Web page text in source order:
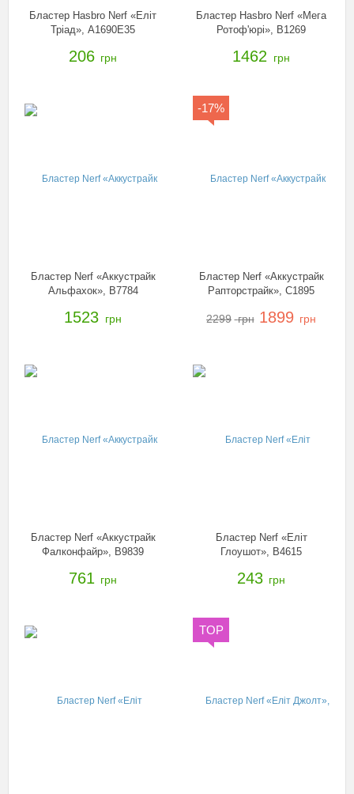
Бластер Hasbro Nerf «Еліт
Тріад», A1690E35
206 грн
Бластер Hasbro Nerf «Мега
Ротоф'юрі», B1269
1462 грн
Бластер Nerf «Аккустрайк
Альфахок», B7784
1523 грн
-17%
Бластер Nerf «Аккустрайк
Рапторстрайк», C1895
2299 грн 1899 грн
Бластер Nerf «Аккустрайк
Фалконфайр», B9839
761 грн
Бластер Nerf «Еліт
Глоушот», B4615
243 грн
TOP